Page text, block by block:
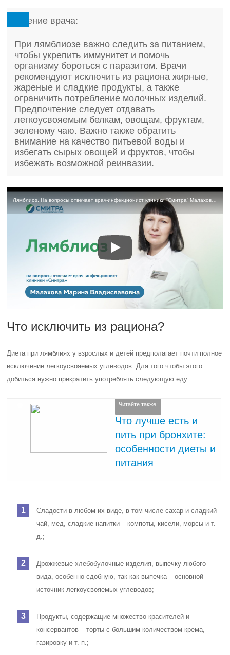
Мнение врача:
При лямблиозе важно следить за питанием,
чтобы укрепить иммунитет и помочь
организму бороться с паразитом. Врачи
рекомендуют исключить из рациона жирные,
жареные и сладкие продукты, а также
ограничить потребление молочных изделий.
Предпочтение следует отдавать
легкоусвояемым белкам, овощам, фруктам,
зеленому чаю. Важно также обратить
внимание на качество питьевой воды и
избегать сырых овощей и фруктов, чтобы
избежать возможной реинвазии.
Что исключить из рациона?
Диета при лямблиях у взрослых и детей предполагает почти полное
исключение легкоусвояемых углеводов. Для того чтобы этого
добиться нужно прекратить употреблять следующую еду:
Читайте также:
Что лучше есть и
пить при бронхите:
особенности диеты и
питания
Сладости в любом их виде, в том числе сахар и сладкий
чай, мед, сладкие напитки – компоты, кисели, морсы и т.
д.;
Дрожжевые хлебобулочные изделия, выпечку любого
вида, особенно сдобную, так как выпечка – основной
источник легкоусвояемых углеводов;
Продукты, содержащие множество красителей и
консервантов – торты с большим количеством крема,
газировку и т. п.;